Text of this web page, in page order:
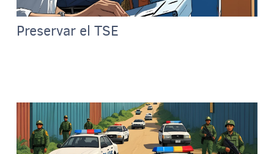
Preservar el TSE